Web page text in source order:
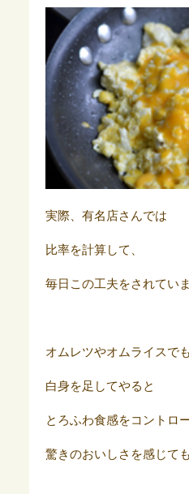
実際、有名店さんでは
比率を計算して、
毎日この工夫をされていま
オムレツやオムライスで
白身を足してやると
とろふわ食感をコントロ
驚きのおいしさを感じて